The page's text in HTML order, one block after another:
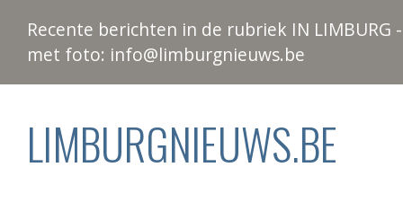
Recente berichten in de rubriek IN
met foto: info@limburgnieuws.be
LIMBURGNIEUWS.BE